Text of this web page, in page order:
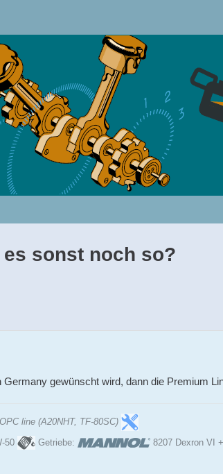
sonst noch so?
gewünscht wird, dann die Premium
line (A20NHT, TF-80SC)
50 Getriebe: 8207 Dexron VI +